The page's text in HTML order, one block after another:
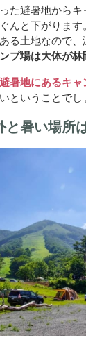
た避暑地からキ
んと下がりま
る土地なので、
プ場は大体が林
避暑地にあるキ
ということでし
暑い場所